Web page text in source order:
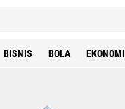
BISNIS BOLA EKONOMI